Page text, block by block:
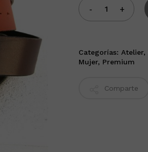
Categorías: Atelier,
Mujer, Premium
Comparte